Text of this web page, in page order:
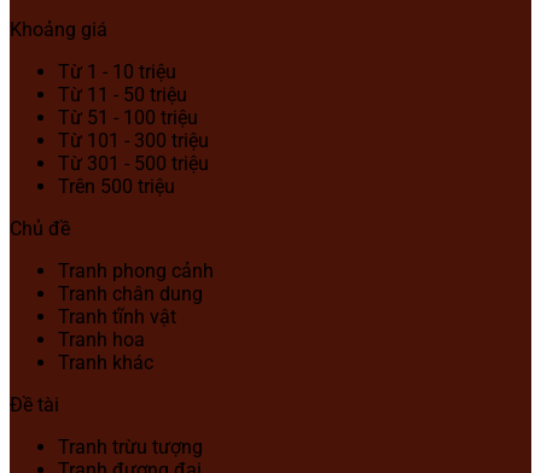
Khoảng giá
Từ 1 - 10 triệu
Từ 11 - 50 triệu
Từ 51 - 100 triệu
Từ 101 - 300 triệu
Từ 301 - 500 triệu
Trên 500 triệu
Chủ đề
Tranh phong cảnh
Tranh chân dung
Tranh tĩnh vật
Tranh hoa
Tranh khác
Đề tài
Tranh trừu tượng